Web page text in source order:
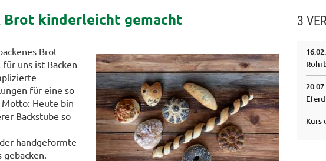
Brot kinderleicht gemacht
Brot
uns ist Backen
für eine so
Motto: Heute bin
Backstube so
handgeformte
gebacken.
3
Kurs